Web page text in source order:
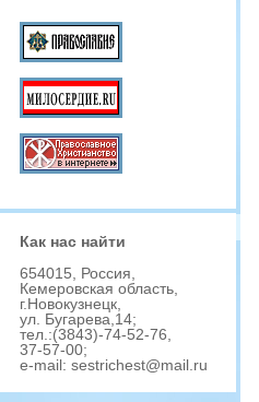
Как наc найти
654015, Роccия,
Кемеровcкая облаcть,
г.Новокузнецк,
ул. Бугарева,14;
тел.:(3843)-74-52-76,
37-57-00;
e-mail: sestrichest@mail.ru